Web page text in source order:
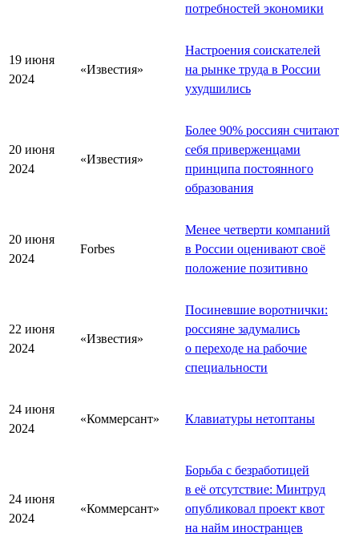
потребностей экономики
19 июня
2024
«Известия»
Настроения соискателей
на рынке труда в России
ухудшились
20 июня
2024
«Известия»
Более 90% россиян считают
себя приверженцами
принципа постоянного
образования
20 июня
2024
Forbes
Менее четверти компаний
в России оценивают своё
положение позитивно
22 июня
2024
«Известия»
Посиневшие воротнички:
россияне задумались
о переходе на рабочие
специальности
24 июня
2024
«Коммерсант» Клавиатуры нетоптаны
24 июня
2024
«Коммерсант»
Борьба с безработицей
в её отсутствие: Минтруд
опубликовал проект квот
на найм иностранцев